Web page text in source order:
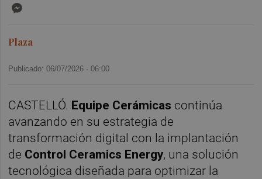
Plaza
Publicado: 06/07/2026 ·06:00
CASTELLÓ. Equipe Cerámicas continúa
avanzando en su estrategia de
transformación digital con la implantación
de Control Ceramics Energy, una solución
tecnológica diseñada para optimizar la